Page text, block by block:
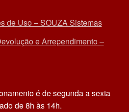
de Uso – SOUZA Sistemas
e Arrependimento –
é de segunda a sexta
de 8h às 14h.